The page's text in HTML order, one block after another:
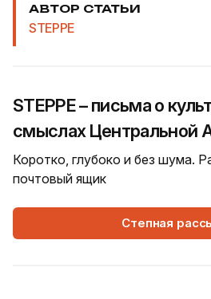
АВТОР СТАТЬИ
STEPPE
STEPPE – письма о
смыслах Центральной
Коротко, глубоко и без шума.
почтовый ящик
Степная